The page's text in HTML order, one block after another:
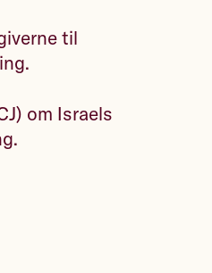
til
om Israels